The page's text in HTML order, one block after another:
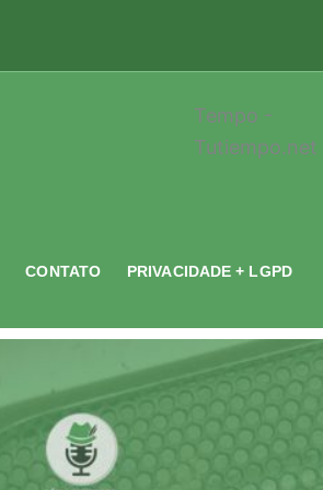
Tempo -
Tutiempo.net
CONTATO PRIVACIDADE + LGPD